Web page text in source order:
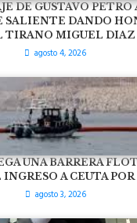
DE GUSTAVO PETRO
SALIENTE DANDO
TIRANO MIGUEL DIAZ
agosto 4, 2026
UNA BARRERA
A CEUTA
agosto 3, 2026